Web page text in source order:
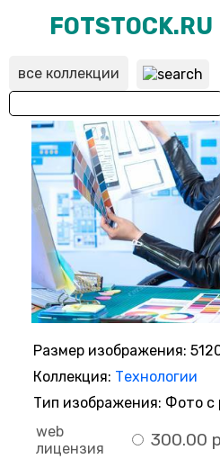
FOTSTOCK.RU
ВХОД
РЕГИСТРАЦИЯ
все коллекции
Размер изображения:
Коллекция: Технологии
Тип изображения: Фото с
web
лицензия
300.00